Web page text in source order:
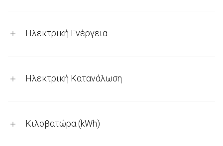
Ηλεκτρική Ενέργεια
Ηλεκτρική Κατανάλωση
Κιλοβατώρα (kWh)